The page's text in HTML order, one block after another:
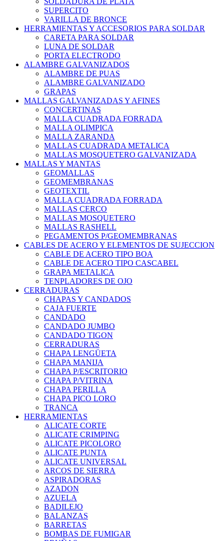
SUPERCITO
VARILLA DE BRONCE
HERRAMIENTAS Y ACCESORIOS PARA SOLDAR
CARETA PARA SOLDAR
LUNA DE SOLDAR
PORTA ELECTRODO
ALAMBRE GALVANIZADOS
ALAMBRE DE PUAS
ALAMBRE GALVANIZADO
GRAPAS
MALLAS GALVANIZADAS Y AFINES
CONCERTINAS
MALLA CUADRADA FORRADA
MALLA OLIMPICA
MALLA ZARANDA
MALLAS CUADRADA METALICA
MALLAS MOSQUETERO GALVANIZADA
MALLAS Y MANTAS
GEOMALLAS
GEOMEMBRANAS
GEOTEXTIL
MALLA CUADRADA FORRADA
MALLAS CERCO
MALLAS MOSQUETERO
MALLAS RASHELL
PEGAMENTOS P/GEOMEMBRANAS
CABLES DE ACERO Y ELEMENTOS DE SUJECCION
CABLE DE ACERO TIPO BOA
CABLE DE ACERO TIPO CASCABEL
GRAPA METALICA
TENPLADORES DE OJO
CERRADURAS
CHAPAS Y CANDADOS
CAJA FUERTE
CANDADO
CANDADO JUMBO
CANDADO TIGON
CERRADURAS
CHAPA LENGÜETA
CHAPA MANIJA
CHAPA P/ESCRITORIO
CHAPA P/VITRINA
CHAPA PERILLA
CHAPA PICO LORO
TRANCA
HERRAMIENTAS
ALICATE CORTE
ALICATE CRIMPING
ALICATE PICOLORO
ALICATE PUNTA
ALICATE UNIVERSAL
ARCOS DE SIERRA
ASPIRADORAS
AZADON
AZUELA
BADILEJO
BALANZAS
BARRETAS
BOMBAS DE FUMIGAR